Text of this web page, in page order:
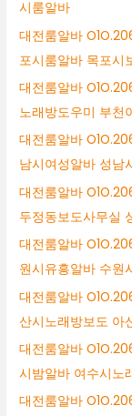
시룸알바
대전룸알바
포시룸알바 목포시
대전룸알바
노래방도우미 부천
대전룸알바
남시여성알바 성남
대전룸알바
두정동보도사무실
대전룸알바
원시유흥알바 수원
대전룸알바
산시노래방보도 아
대전룸알바
시밤알바 여수시노
대전룸알바